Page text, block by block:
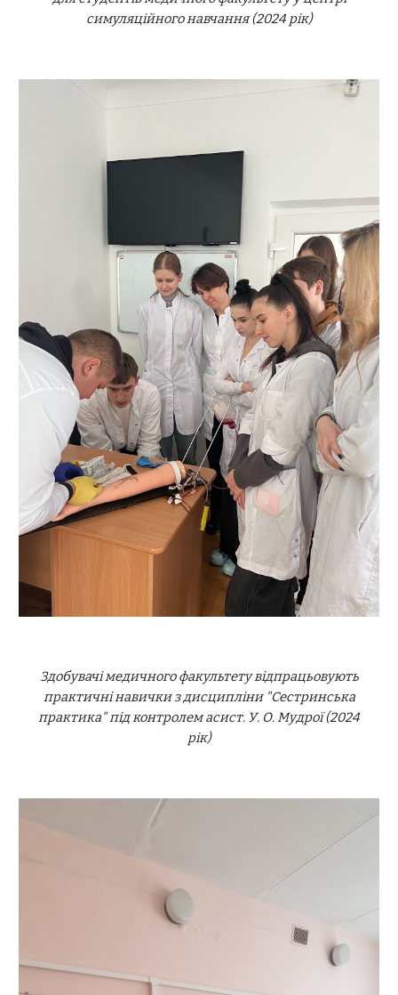
симуляційного навчання (2024 рік)
Здобувачі медичного факультету відпрацьовують
практичні навички з дисципліни "Сестринська
практика" під контролем асист. У. О. Мудрої (2024
рік)